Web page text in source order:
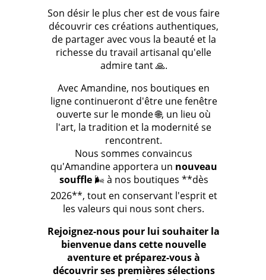
Son désir le plus cher est de vous faire
découvrir ces créations authentiques,
de partager avec vous la beauté et la
richesse du travail artisanal qu'elle
admire tant 🙏.
Avec Amandine, nos boutiques en
ligne continueront d'être une fenêtre
ouverte sur le monde 🌐, un lieu où
l'art, la tradition et la modernité se
rencontrent.
Nous sommes convaincus
qu'Amandine apportera un nouveau
souffle🌬️ à nos boutiques **dès
2026**, tout en conservant l'esprit et
les valeurs qui nous sont chers.
Rejoignez-nous pour lui souhaiter la
bienvenue dans cette nouvelle
aventure et préparez-vous à
découvrir ses premières sélections